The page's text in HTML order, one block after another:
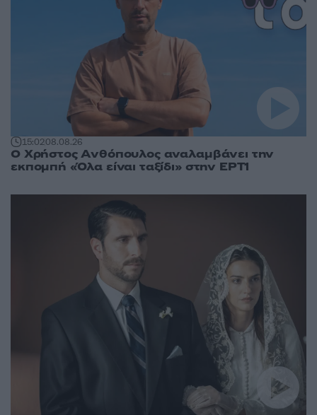
15:0208.08.26
Ο Χρήστος Ανθόπουλος αναλαμβάνει την
εκπομπή «Όλα είναι ταξίδι» στην ΕΡΤ1